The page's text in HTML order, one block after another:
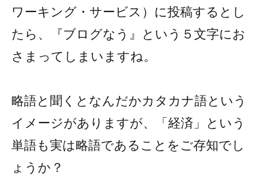
ワーキング・サービス）に投稿するとし
たら、『ブログなう』という５文字にお
さまってしまいますね。
略語と聞くとなんだかカタカナ語という
イメージがありますが、「経済」という
単語も実は略語であることをご存知でし
ょうか？